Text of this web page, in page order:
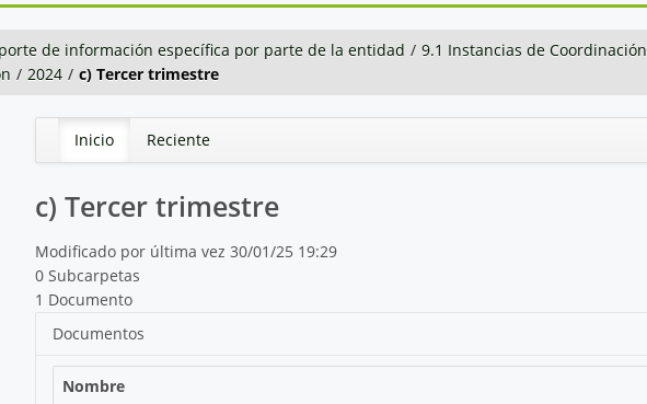
de información específica por parte de la entidad / 9.1 Instancias de Coordinación
/ 2024 / c) Tercer trimestre
Inicio Reciente
c) Tercer trimestre
Modificado por última vez 30/01/25 19:29
0 Subcarpetas
1 Documento
Documentos
Nombre